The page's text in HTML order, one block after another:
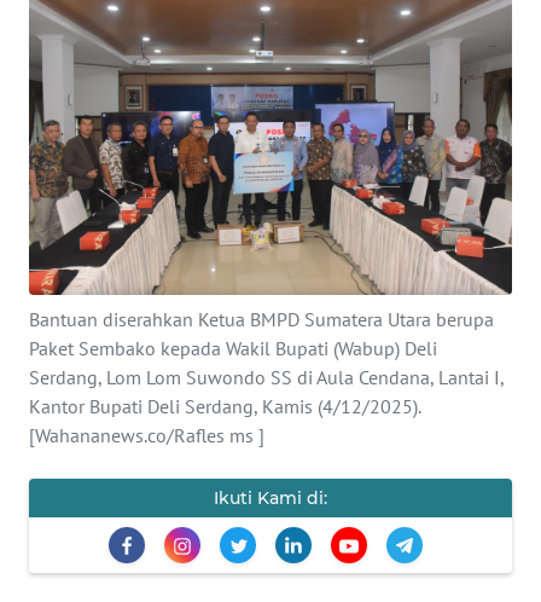
Bantuan diserahkan Ketua BMPD Sumatera Utara berupa
Paket Sembako kepada Wakil Bupati (Wabup) Deli
Serdang, Lom Lom Suwondo SS di Aula Cendana, Lantai I,
Kantor Bupati Deli Serdang, Kamis (4/12/2025).
[Wahananews.co/Rafles ms ]
Ikuti Kami di:
Informasi
INDEKS
BERITA
KONTAK
KAMI
INFO
IKLAN
TENTANG
KAMI
PEDOMAN